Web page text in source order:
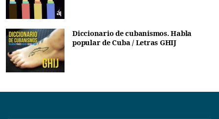
Diccionario de cubanismos. Habla
popular de Cuba / Letras GHIJ